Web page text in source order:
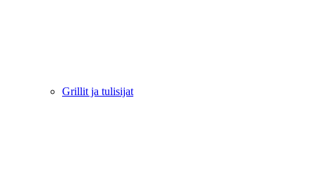
Grillit ja tulisijat